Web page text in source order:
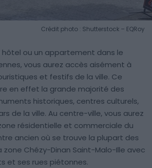
Crédit photo : Shutterstock – EQRoy
hôtel ou un appartement dans le
vous aurez accès aisément à
et festifs de la ville. Ce
en effet la grande majorité des
historiques, centres culturels,
de la ville. Au centre-ville, vous aurez
résidentielle et commerciale du
ancien où se trouve la plupart des
Chézy-Dinan Saint-Malo-Ille avec
et ses rues piétonnes.